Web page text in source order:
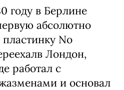
году в Берлине
абсолютно
No
Лондон,
работал с
и основал